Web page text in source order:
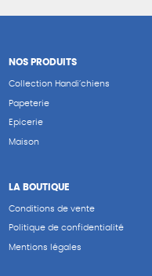
NOS PRODUITS
Collection Handi’chiens
Papeterie
Epicerie
Maison
LA BOUTIQUE
Conditions de vente
Politique de confidentialité
Mentions légales